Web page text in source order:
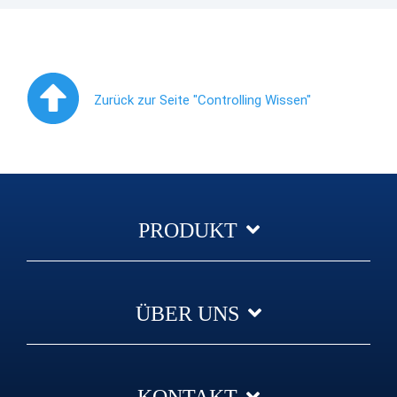
Zurück zur Seite "Controlling Wissen"
PRODUKT
ÜBER UNS